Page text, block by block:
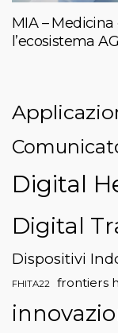
MIA –
l’ecosistema
Digital
Digital
Dispositivi
FHITA22 frontiers